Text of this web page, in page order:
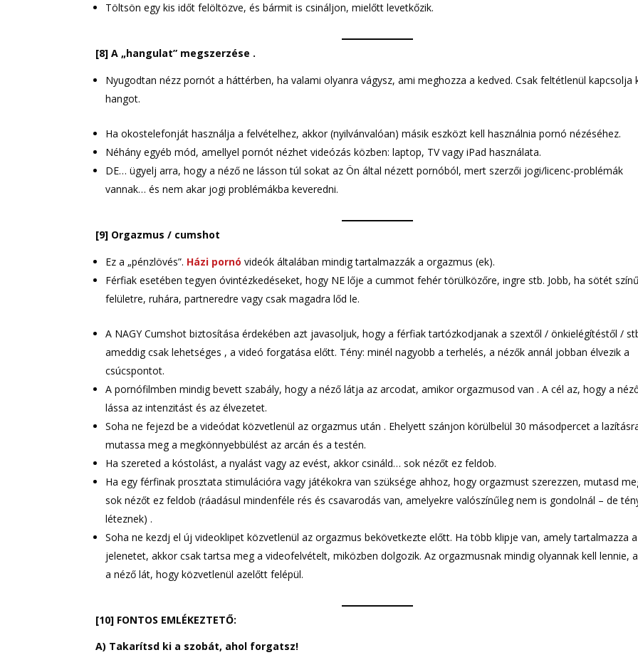
Töltsön egy kis időt felöltözve, és bármit is csináljon, mielőtt levetkőzik.
[8] A „hangulat” megszerzése .
Nyugodtan nézz pornót a háttérben, ha valami olyanra vágysz, ami meghozza a kedved. Csak feltétlenül kapcsolja
hangot.
Ha okostelefonját használja a felvételhez, akkor (nyilvánvalóan) másik eszközt kell használnia pornó nézéséhez.
Néhány egyéb mód, amellyel pornót nézhet videózás közben: laptop, TV vagy iPad használata.
DE… ügyelj arra, hogy a néző ne lásson túl sokat az Ön által nézett pornóból, mert szerzői jogi/licenc-problémák
vannak… és nem akar jogi problémákba keveredni.
[9] Orgazmus / cumshot
Ez a „pénzlövés”. Házi pornó videók általában mindig tartalmazzák a orgazmus (ek).
Férfiak esetében tegyen óvintézkedéseket, hogy NE lője a cummot fehér törülközőre, ingre stb. Jobb, ha sötét színű
felületre, ruhára, partneredre vagy csak magadra lőd le.
A NAGY Cumshot biztosítása érdekében azt javasoljuk, hogy a férfiak tartózkodjanak a szextől / önkielégítéstől /
ameddig csak lehetséges , a videó forgatása előtt. Tény: minél nagyobb a terhelés, a nézők annál jobban élvezik a
csúcspontot.
A pornófilmben mindig bevett szabály, hogy a néző látja az arcodat, amikor orgazmusod van . A cél az, hogy a
lássa az intenzitást és az élvezetet.
Soha ne fejezd be a videódat közvetlenül az orgazmus után . Ehelyett szánjon körülbelül 30 másodpercet a
mutassa meg a megkönnyebbülést az arcán és a testén.
Ha szereted a kóstolást, a nyalást vagy az evést, akkor csináld… sok nézőt ez feldob.
Ha egy férfinak prosztata stimulációra vagy játékokra van szüksége ahhoz, hogy orgazmust szerezzen, mutasd
sok nézőt ez feldob (ráadásul mindenféle rés és csavarodás van, amelyekre valószínűleg nem is gondolnál – de
léteznek) .
Soha ne kezdj el új videoklipet közvetlenül az orgazmus bekövetkezte előtt. Ha több klipje van, amely tartalmazza a
jelenetet, akkor csak tartsa meg a videofelvételt, miközben dolgozik. Az orgazmusnak mindig olyannak kell lennie,
a néző lát, hogy közvetlenül azelőtt felépül.
[10] FONTOS EMLÉKEZTETŐ:
A) Takarítsd ki a szobát, ahol forgatsz!